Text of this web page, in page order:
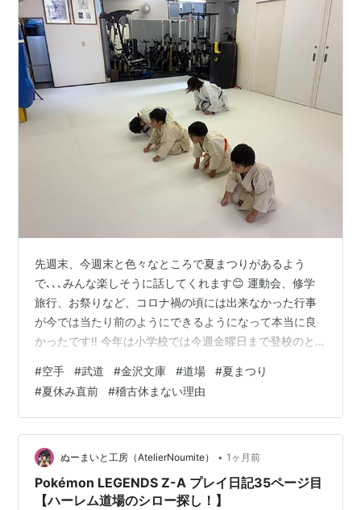
先週末、今週末と色々なところで夏まつりがあるよう
で､､､みんな楽しそうに話してくれます😊 運動会、修学
旅行、お祭りなど、コロナ禍の頃には出来なかった行事
が今では当たり前のようにできるようになって本当に良
かったです‼️ 今年は小学校では今週金曜日まで登校のと
れます。道場は7月は特別時間割を駆使して、何とか休み
無しで💦祝日も特別時間割でお休みしません💦25日(土)
も私用(親戚の結婚式)がありますが、特別時間割で午前中
稽古させていただきます💦 8月のお盆期間もその時しか
稽古に来られない方もいると思いますので、特別時間割
で稽古を行うそうです💦 それぞれ…
#空手 #武道 #金沢文庫 #道場 #夏まつり
#夏休み直前 #稽古休まない理由
ぬーまいと工房（AtelierNoumite） • 1ヶ月前
Pokémon LEGENDS Z-A プレイ日記35ページ目
【ハーレム道場のシロー探し！】